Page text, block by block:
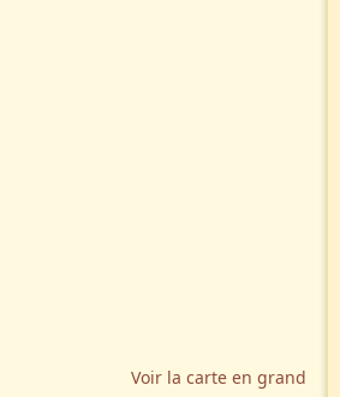
Voir la carte en grand